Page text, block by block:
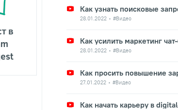
Как узнать поисковые
28.01.2022 #Видео
Как усилить маркетинг
28.01.2022 #Видео
Как просить повышение
27.01.2022 #Видео
Как начать карьеру в